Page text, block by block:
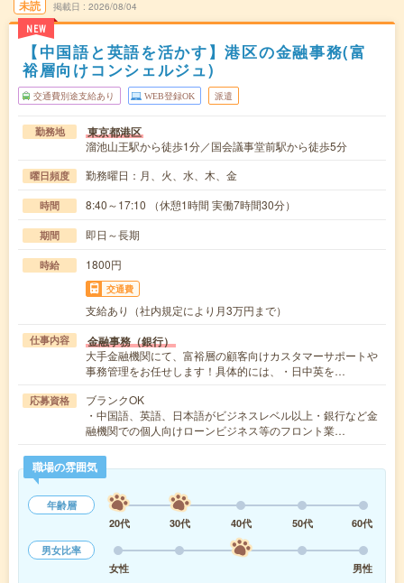
未読
NEW
掲載日 2026/08/04
【中国語と英語を活かす】港区の金融事務(富
裕層向けコンシェルジュ)
交通費別途支給あり WEB登録OK 派遣
勤務地 東京都港区
溜池山王駅から徒歩1分／国会議事堂前駅から徒歩5分
曜日頻度 勤務曜日：月、火、水、木、金
時間 8:40～17:10 （休憩1時間 実働7時間30分）
期間 即日～長期
時給 1800円
交通費
支給あり（社内規定により月3万円まで）
仕事内容 金融事務（銀行）
大手金融機関にて、富裕層の顧客向けカスタマーサポートや
事務管理をお任せします！具体的には、・日中英を…
応募資格
ブランクOK
・中国語、英語、日本語がビジネスレベル以上・銀行など金
融機関での個人向けローンビジネス等のフロント業…
職場の雰囲気
年齢層
20代
30代 40代 50代
60代
男女比率
女性
男性